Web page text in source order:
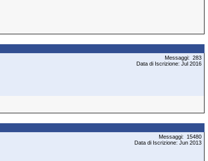
Messaggi: 283
Data di Iscrizione: Jul 2016
Messaggi: 15480
Data di Iscrizione: Jun 2013